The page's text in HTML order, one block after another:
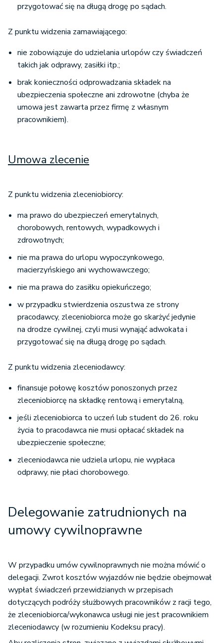
przygotować się na długą drogę po sądach.
Z punktu widzenia zamawiającego:
nie zobowiązuje do udzielania urlopów czy świadczeń
takich jak odprawy, zasiłki itp.;
brak konieczności odprowadzania składek na
ubezpieczenia społeczne ani zdrowotne (chyba że
umowa jest zawarta przez firmę z własnym
pracownikiem).
Umowa zlecenie
Z punktu widzenia zleceniobiorcy:
ma prawo do ubezpieczeń emerytalnych,
chorobowych, rentowych, wypadkowych i
zdrowotnych;
nie ma prawa do urlopu wypoczynkowego,
macierzyńskiego ani wychowawczego;
nie ma prawa do zasiłku opiekuńczego;
w przypadku stwierdzenia oszustwa ze strony
pracodawcy, zleceniobiorca może go skarżyć jedynie
na drodze cywilnej, czyli musi wynająć adwokata i
przygotować się na długą drogę po sądach.
Z punktu widzenia zleceniodawcy:
finansuje połowę kosztów ponoszonych przez
zleceniobiorcę na składkę rentową i emerytalną,
jeśli zleceniobiorca to uczeń lub student do 26. roku
życia to pracodawca nie musi opłacać składek na
ubezpieczenie społeczne;
zleceniodawca nie udziela urlopu, nie wypłaca
odprawy, nie płaci chorobowego.
Delegowanie zatrudnionych na
umowy cywilnoprawne
W przypadku umów cywilnoprawnych nie można mówić o
delegacji. Zwrot kosztów wyjazdów nie będzie obejmował
wypłat świadczeń przewidzianych w przepisach
dotyczących podróży służbowych pracowników z racji tego,
że zleceniobiorca/wykonawca usługi nie jest pracownikiem
zleceniodawcy (w rozumieniu Kodeksu pracy).